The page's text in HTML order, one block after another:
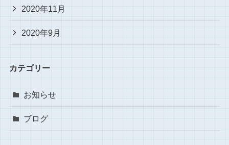
2020年11月
2020年9月
カテゴリー
お知らせ
ブログ